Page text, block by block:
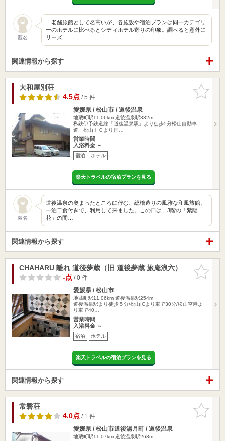
匿名
老舗旅館として名高いが、各施設や宿泊プランは同一カテゴリ
ーのホテルに比べるとシティホテル寄りの印象。調べると意外に
リーズ…
関連情報から探す
お気に入
りに追加
大和屋別荘
4.5点/ 5 件
愛媛県 / 松山市 / 道後温泉
地蔵町駅11.06km 道後温泉駅332m
私鉄伊予鉄道線「道後温泉駅」より徒歩5分松山自動車
道 松山ＩＣより国…
営業時間
入浴料金 ～
宿泊 ホテル
楽天トラベルの宿泊プランを見る
匿名
道後温泉の奥まったところに佇む、総檜造りの風雅な和風旅館。
一泊二食付きで、利用して来ました。この日は、3階の「紫陽
花」の間…
関連情報から探す
お気に入
りに追加
CHAHARU 離れ 道後夢蔵（旧 道後夢蔵 旅庵浪六）
-点/ 0 件
愛媛県 / 松山市
地蔵町駅11.06km 道後温泉駅254m
道後温泉駅より徒歩５分/松山ICより車で30分/松山空港よ
り車で40…
営業時間
入浴料金 ～
宿泊 ホテル
楽天トラベルの宿泊プランを見る
関連情報から探す
お気に入
りに追加
常磐荘
4.0点/ 1 件
愛媛県 / 松山市道後湯月町 / 道後温泉
地蔵町駅11.07km 道後温泉駅268m